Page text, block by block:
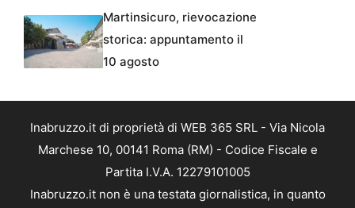
Martinsicuro, rievocazione
storica: appuntamento il
10 agosto
Inabruzzo.it di proprietà di WEB 365 SRL - Via Nicola
Marchese 10, 00141 Roma (RM) - Codice Fiscale e
Partita I.V.A. 12279101005
Inabruzzo.it non è una testata giornalistica, in quanto